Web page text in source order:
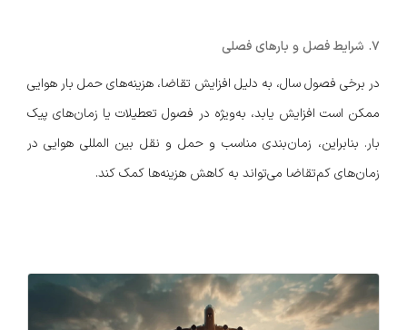
۷. شرایط فصل و بارهای فصلی
در برخی فصول سال، به دلیل افزایش تقاضا، هزینه‌های حمل بار هوایی
ممکن است افزایش یابد، به‌ویژه در فصول تعطیلات یا زمان‌های پیک
بار. بنابراین، زمان‌بندی مناسب و حمل و نقل بین المللی هوایی در
زمان‌های کم‌تقاضا می‌تواند به کاهش هزینه‌ها کمک کند.